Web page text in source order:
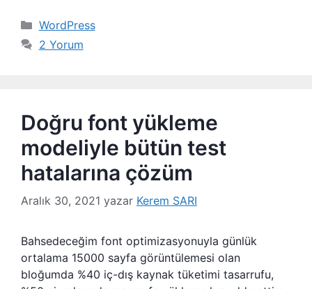
Kategoriler
WordPress
2 Yorum
Doğru font yükleme
modeliyle bütün test
hatalarına çözüm
Aralık 30, 2021 yazar Kerem SARI
Bahsedeceğim font optimizasyonuyla günlük
ortalama 15000 sayfa görüntülemesi olan
bloğumda %40 iç-dış kaynak tüketimi tasarrufu,